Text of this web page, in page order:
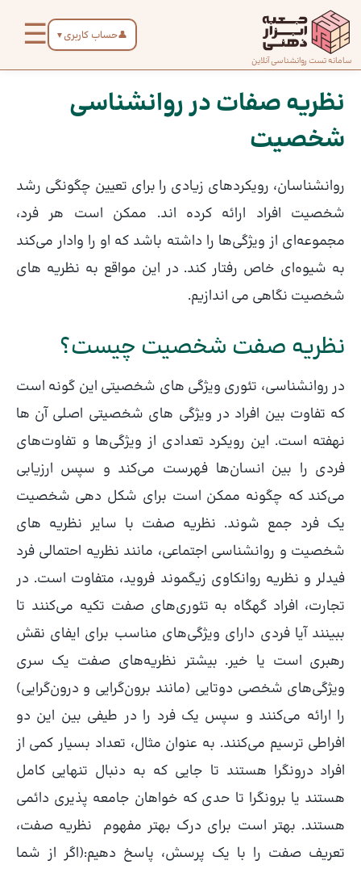
محتوا
سامانه تست روانشناسی آنلاین
👤حساب کاربری ▼
☰
صفحه
درباره
تماس
با ما
دسته‌بندی
نظریه صفات در روانشناسی
شخصیت
روانشناسان، رویکردهای زیادی را برای تعیین چگونگی رشد
شخصیت افراد ارائه کرده اند. ممکن است هر فرد،
مجموعه‌ای از ویژگی‌ها را داشته باشد که او را وادار می‌کند
به شیوه‌ای خاص رفتار کند. در این مواقع به نظریه های
شخصیت نگاهی می اندازیم.
نظریه صفت شخصیت چیست؟
در روانشناسی، تئوری ویژگی های شخصیتی این گونه است
که تفاوت بین افراد در ویژگی های شخصیتی اصلی آن ها
نهفته است. این رویکرد تعدادی از ویژگی‌ها و تفاوت‌های
فردی را بین انسان‌ها فهرست می‌کند و سپس ارزیابی
می‌کند که چگونه ممکن است برای شکل‌ دهی شخصیت
یک فرد جمع شوند. نظریه صفت با سایر نظریه های
شخصیت و روانشناسی اجتماعی، مانند نظریه احتمالی فرد
فیدلر و نظریه روانکاوی زیگموند فروید، متفاوت است. در
تجارت، افراد گهگاه به تئوری‌های صفت تکیه می‌کنند تا
ببینند آیا فردی دارای ویژگی‌های مناسب برای ایفای نقش
رهبری است یا خیر. بیشتر نظریه‌های صفت یک سری
ویژگی‌های شخصی دوتایی (مانند برون‌گرایی و درون‌گرایی)
را ارائه می‌کنند و سپس یک فرد را در طیفی بین این دو
افراطی ترسیم می‌کنند. به عنوان مثال، تعداد بسیار کمی از
افراد درونگرا هستند تا جایی که به دنبال تنهایی کامل
هستند یا برونگرا تا حدی که خواهان جامعه پذیری دائمی
هستند. بهتر است برای درک بهتر مفهوم نظریه صفت،
تعریف صفت را با یک پرسش، پاسخ دهیم:(اگر از شما
پیمایش
نوشته